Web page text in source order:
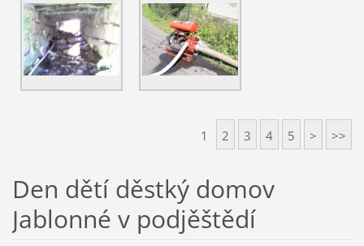
1 2 3 4 5 > >>
Den dětí děstký domov
Jablonné v podjěštědí